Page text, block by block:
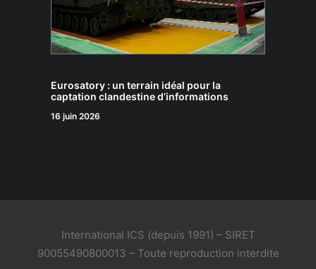
Eurosatory : un terrain idéal pour la
captation clandestine d’informations
16 juin 2026
International ICS (depuis 1991) – SIRET
90055490800013 – Toute reproduction interdite